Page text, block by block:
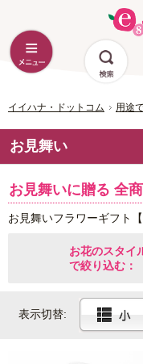
イイハナ・ドットコム 用途
お見舞い
お見舞いに贈る 全
お見舞いフラワーギフト【
お花のスタイ
で絞り込む：
表示切替: